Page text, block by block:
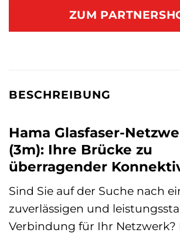
ZUM
BESCHREIBUNG
Hama Glasfaser-
(3m): Ihre Brücke zu
überragender
Sind Sie auf der Suche nach
zuverlässigen und
Verbindung für Ihr Netzwerk?